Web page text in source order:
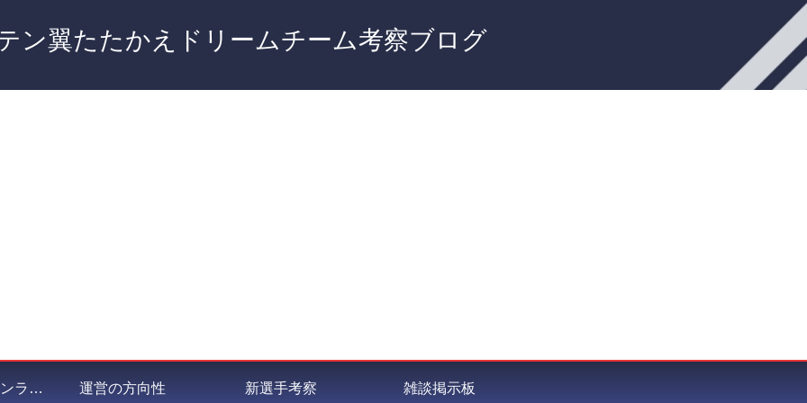
ン翼たたかえドリームチーム考察ブログ
私が選ぶポジションランキング 運営の方向性 新選手考察 雑談掲示板